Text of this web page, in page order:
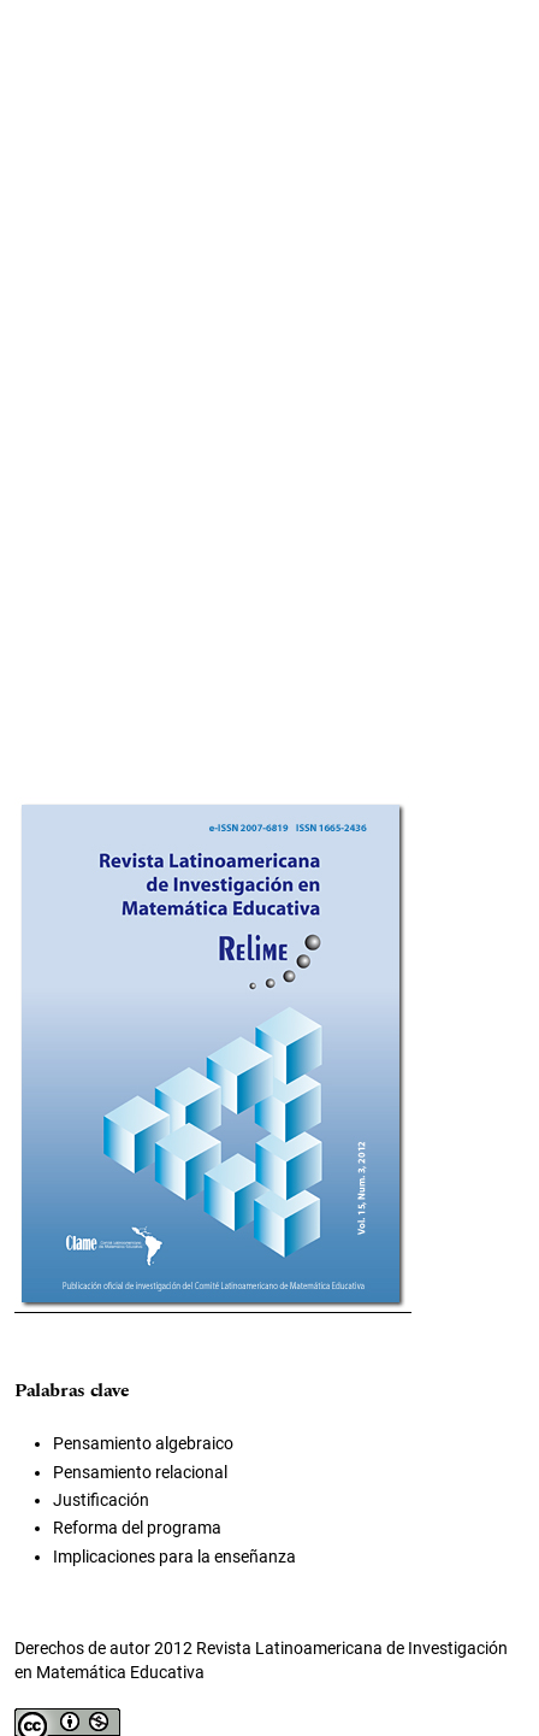
Imagen de portada
Palabras clave
Pensamiento algebraico
Pensamiento relacional
Justificación
Reforma del programa
Implicaciones para la enseñanza
Derechos de autor 2012 Revista Latinoamericana de Investigación
en Matemática Educativa